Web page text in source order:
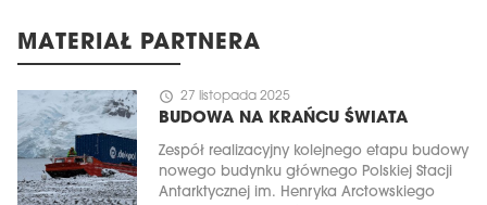
MATERIAŁ PARTNERA
schedule 27 listopada 2025
BUDOWA NA KRAŃCU ŚWIATA
Zespół realizacyjny kolejnego etapu budowy
nowego budynku głównego Polskiej Stacji
Antarktycznej im. Henryka Arctowskiego